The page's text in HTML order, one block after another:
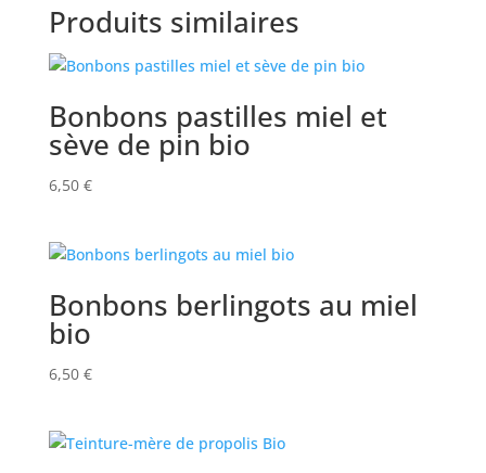
Produits similaires
Bonbons pastilles miel et
sève de pin bio
6,50 €
Bonbons berlingots au miel
bio
6,50 €